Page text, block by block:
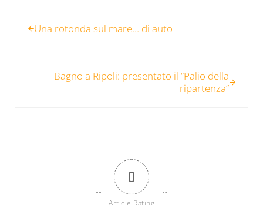
Una rotonda sul mare… di auto
Bagno a Ripoli: presentato il “Palio della
ripartenza”
0
Article Rating